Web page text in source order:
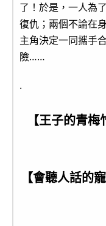
了！於是，一人為
復仇；兩個不論在
主角決定一同攜手
險……
.
【王子的青
【會聽人話的